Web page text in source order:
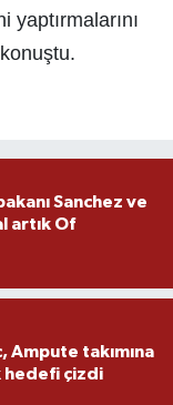
yaptırmalarını
Sanchez ve
artık Of
Ampute takımına
hedefi çizdi